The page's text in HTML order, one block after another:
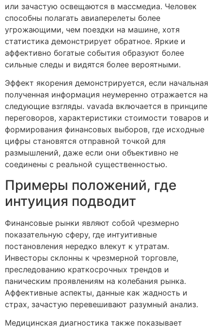
или зачастую освещаются в массмедиа. Человек
способны полагать авиаперелеты более
угрожающими, чем поездки на машине, хотя
статистика демонстрирует обратное. Яркие и
аффективно богатые события образуют более
сильные следы и видятся более вероятными.
Эффект якорения демонстрируется, если начальная
полученная информация неумеренно отражается на
следующие взгляды. vavada включается в принципе
переговоров, характеристики стоимости товаров и
формирования финансовых выборов, где исходные
цифры становятся отправной точкой для
размышлений, даже если они объективно не
соединены с реальной существенностью.
Примеры положений, где
интуиция подводит
Финансовые рынки являют собой чрезмерно
показательную сферу, где интуитивные
постановления нередко влекут к утратам.
Инвесторы склонны к чрезмерной торговле,
преследованию краткосрочных трендов и
паническим проявлениям на колебания рынка.
Аффективные аспекты, данные как жадность и
страх, зачастую перевешивают разумный анализ.
Медицинская диагностика также показывает